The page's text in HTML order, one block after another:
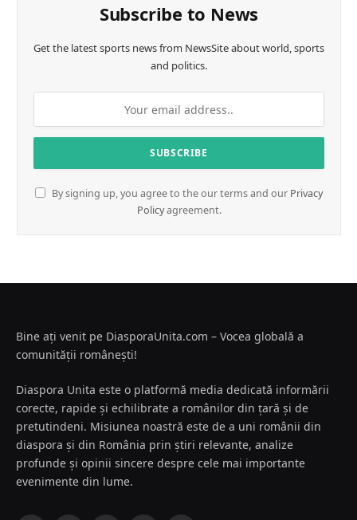
Subscribe to News
Get the latest sports news from NewsSite about world, sports
and politics.
By signing up, you agree to the our terms and our Privacy
Policyagreement.
Bine ați venit pe DiasporaUnita.com – Vocea globală a
comunității românești!
Diaspora Unita este o platformă media dedicată informării
corecte, rapide și echilibrate a românilor din țară și de
pretutindeni. Misiunea noastră este de a uni românii din
diaspora și din România prin știri relevante, analize
profunde și opinii sincere despre cele mai importante
evenimente din lume.